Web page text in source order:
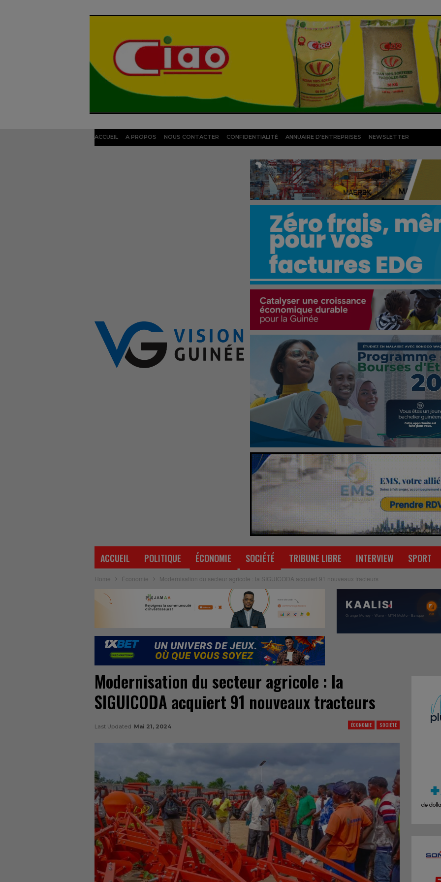
ACCUEIL A PROPOS NOUS CONTACTER CONFIDENTIALITÉ ANNUAIRE D’ENTREPRISES NEWSLETTER
ACCUEIL POLITIQUE ÉCONOMIE SOCIÉTÉ TRIBUNE LIBRE INTERVIEW SPORT
Home Économie Modernisation du secteur agricole : la SIGUICODA acquiert 91 nouveaux tracteurs
Modernisation du secteur agricole : la
SIGUICODA acquiert 91 nouveaux tracteurs
ÉCONOMIE SOCIÉTÉ
Last Updated Mai 21, 2024